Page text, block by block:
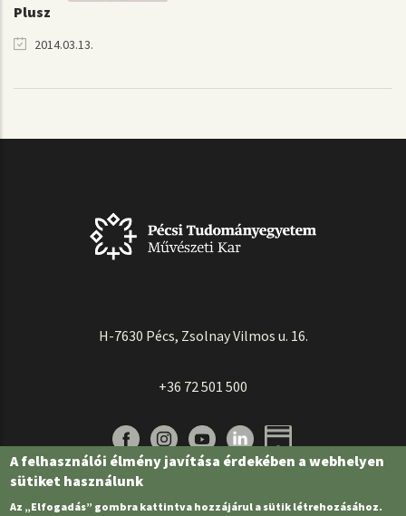
Plusz
2014.03.13.
H-7630 Pécs, Zsolnay Vilmos u. 16.
+36 72 501 500
A felhasználói élmény javítása érdekében a webhelyen
sütiket használunk
Az „Elfogadás” gombra kattintva hozzájárul a sütik létrehozásához.